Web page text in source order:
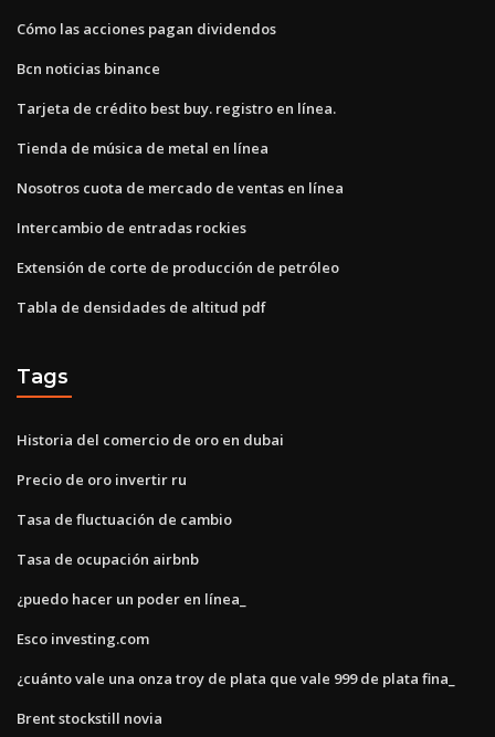
Cómo las acciones pagan dividendos
Bcn noticias binance
Tarjeta de crédito best buy. registro en línea.
Tienda de música de metal en línea
Nosotros cuota de mercado de ventas en línea
Intercambio de entradas rockies
Extensión de corte de producción de petróleo
Tabla de densidades de altitud pdf
Tags
Historia del comercio de oro en dubai
Precio de oro invertir ru
Tasa de fluctuación de cambio
Tasa de ocupación airbnb
¿puedo hacer un poder en línea_
Esco investing.com
¿cuánto vale una onza troy de plata que vale 999 de plata fina_
Brent stockstill novia